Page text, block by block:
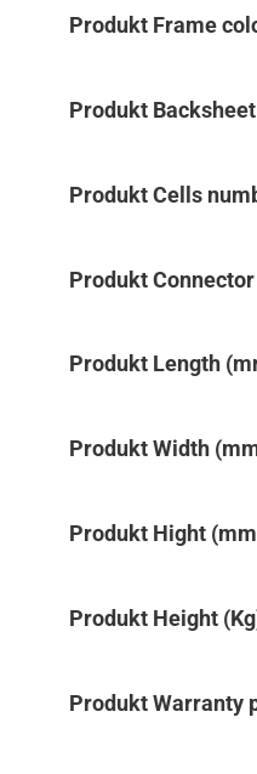
Produkt Frame
Produkt Backsheet
Produkt Cells
Produkt Connector
Produkt Length
Produkt Width
Produkt Hight
Produkt Height
Produkt Warranty